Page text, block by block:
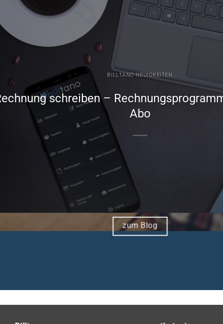
BILLTANO NEUIGKEITEN
schreiben –
Abo
zum Blog